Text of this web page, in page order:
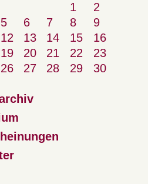
1
2
5 6 7 8
9
12 13 14 15
16
19 20 21 22
23
26 27 28 29
30